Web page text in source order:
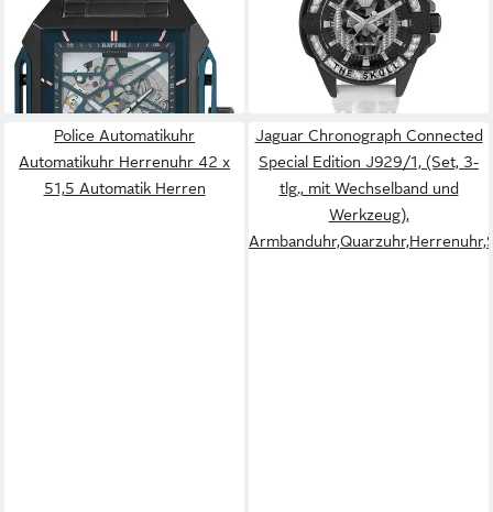
ATM
199,95 €
lieferbar - in 2-3 Werktagen bei dir lieferbar - in 2-3 Werktagen bei dir
Police Automatikuhr
Automatikuhr Herrenuhr 42 x
51,5 Automatik Herren
Jaguar Chronograph Connected
Special Edition J929/1, (Set, 3-
tlg., mit Wechselband und
Werkzeug),